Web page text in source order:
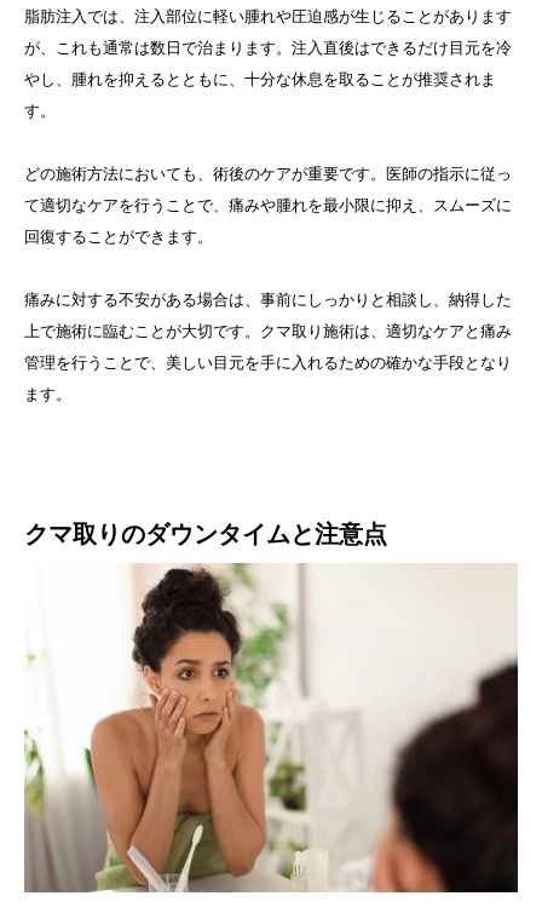
脂肪注入では、注入部位に軽い腫れや圧迫感が生じることがあります
が、これも通常は数日で治まります。注入直後はできるだけ目元を冷
やし、腫れを抑えるとともに、十分な休息を取ることが推奨されま
す。
どの施術方法においても、術後のケアが重要です。医師の指示に従っ
て適切なケアを行うことで、痛みや腫れを最小限に抑え、スムーズに
回復することができます。
痛みに対する不安がある場合は、事前にしっかりと相談し、納得した
上で施術に臨むことが大切です。クマ取り施術は、適切なケアと痛み
管理を行うことで、美しい目元を手に入れるための確かな手段となり
ます。
クマ取りのダウンタイムと注意点